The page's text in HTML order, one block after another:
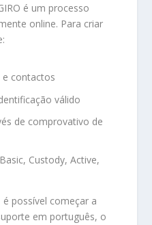
é um processo
online. Para criar
e contactos
válido
de comprovativo de
Custody, Active,
possível começar a
em português, o